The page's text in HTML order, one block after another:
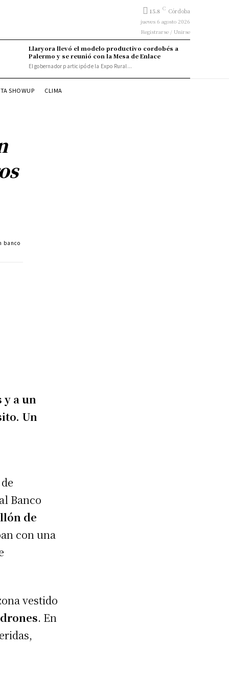
15.8 C Córdoba
jueves 6 agosto 2026
Registrarse / Unirse
Llaryora llevó el modelo productivo cordobés a
Palermo y se reunió con la Mesa de Enlace
El gobernador participó de la Expo Rural...
SHOWUP CLIMA
banco
y a un
Un
Banco
de
con una
vestido
. En